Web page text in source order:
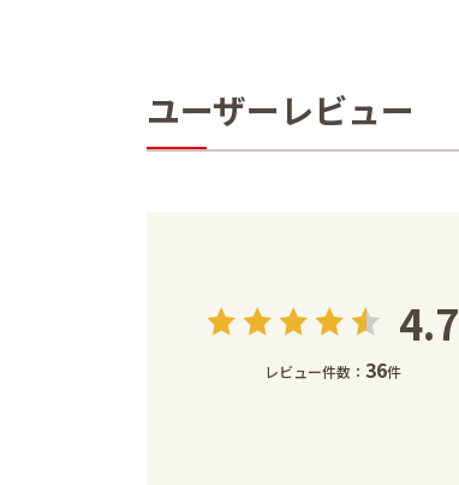
ユーザーレビュー
4.7
レビュー件数： 36件